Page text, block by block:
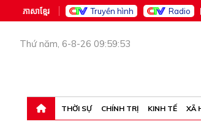
ភាសាខ្មែរ Truyền hình Radio
Thứ năm, 6-8-26 09:59:53
THỜI SỰ CHÍNH TRỊ KINH TẾ XÃ